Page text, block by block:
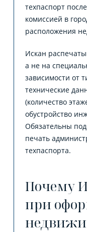
техпаспорт
комиссией в
расположения
Искан
а не на
зависимости от
технические
(количество
обустройство
Обязательны
печать
техпаспорта.
Почему
при